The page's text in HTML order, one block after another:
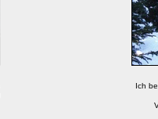
Ich